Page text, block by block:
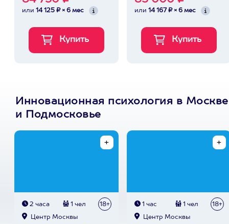
или 14 125 ₽ × 6 мес или 14 167 ₽ × 6 мес
Инновационная психология в Москве
и Подмосковье
2 часа 1 чел 18+
Центр Москвы
1 час 1 чел 18+
Центр Москвы